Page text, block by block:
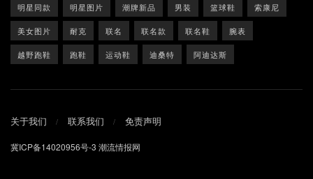
明星同款 明星图片 潮牌新品 男装 篮球鞋 索康尼
美女图片 耐克 联名 联名款 联名鞋 腕表
越野跑鞋 跑鞋 运动鞋 迪桑特 阿迪达斯
关于我们 联系我们 免责声明
冀ICP备14020956号-3 潮流情报网